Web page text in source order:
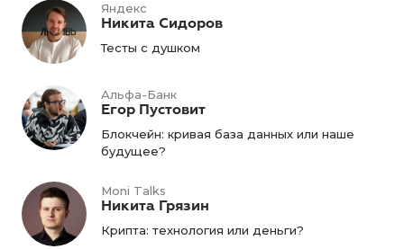
Яндекс
Никита Сидоров
Тесты с душком
Альфа-Банк
Егор Пустовит
Блокчейн: кривая база данных или наше
будущее?
Moni Talks
Никита Грязин
Крипта: технология или деньги?